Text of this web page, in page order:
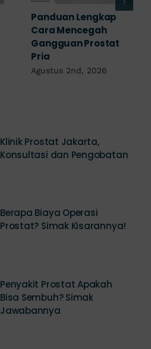
Obat Penyakit
Prostat: Pilihan
Terapi Sesuai
Diagnosis
Juli 23rd, 2026
Klinik Prostat Jakarta,
Konsultasi dan Pengobatan
Berapa Biaya Operasi
Prostat? Simak Kisarannya!
Penyakit Prostat Apakah
Bisa Sembuh? Simak
Jawabannya